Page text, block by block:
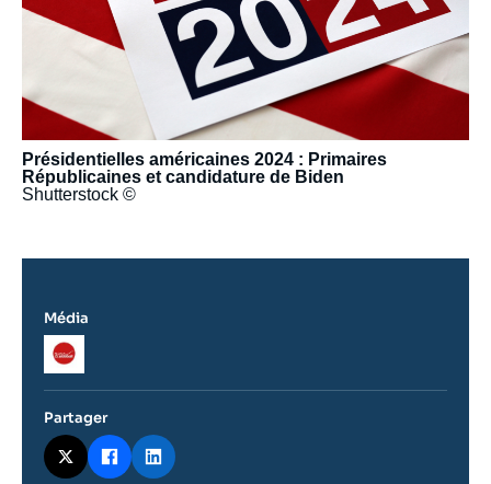
Présidentielles américaines 2024 : Primaires
Républicaines et candidature de Biden
Shutterstock ©
Média
Logo
Partager